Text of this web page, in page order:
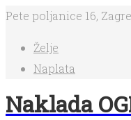
Pete poljanice 16,
Želje
Naplata
Naklada